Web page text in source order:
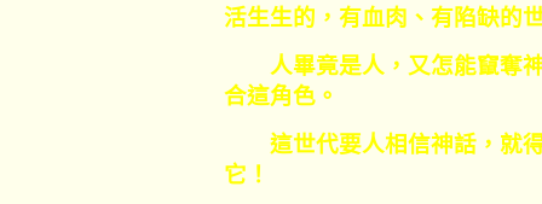
活生生的，有血肉、有陷缺
人畢竟是人，又怎能竄奪神
合這角色。
這世代要人相信神話，就得
它！